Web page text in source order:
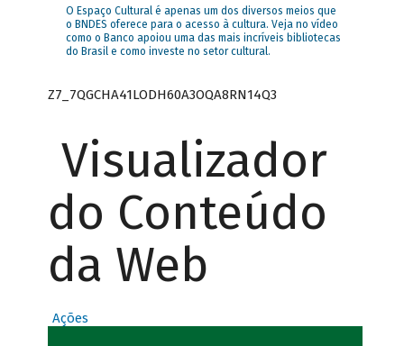
O Espaço Cultural é apenas um dos diversos meios que
o BNDES oferece para o acesso à cultura. Veja no vídeo
como o Banco apoiou uma das mais incríveis bibliotecas
do Brasil e como investe no setor cultural.
Z7_7QGCHA41LODH60A3OQA8RN14Q3
Visualizador
do Conteúdo
da Web
Ações